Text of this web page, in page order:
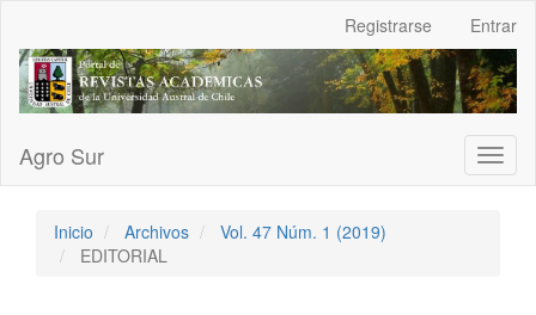
Contenido
principal
Barra
Registrarse Entrar
Agro Sur
Inicio Archivos
Vol. 47 Núm. 1 (2019)
EDITORIAL